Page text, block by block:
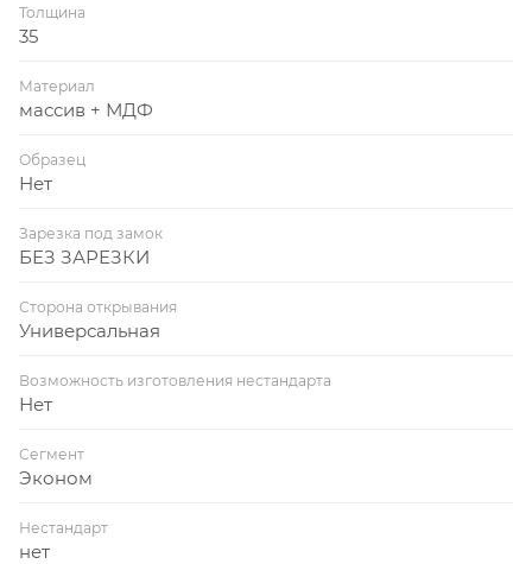
Толщина
35
Материал
массив + МДФ
Образец
Нет
Зарезка под замок
БЕЗ ЗАРЕЗКИ
Сторона открывания
Универсальная
Возможность изготовления нестандарта
Нет
Сегмент
Эконом
Нестандарт
нет